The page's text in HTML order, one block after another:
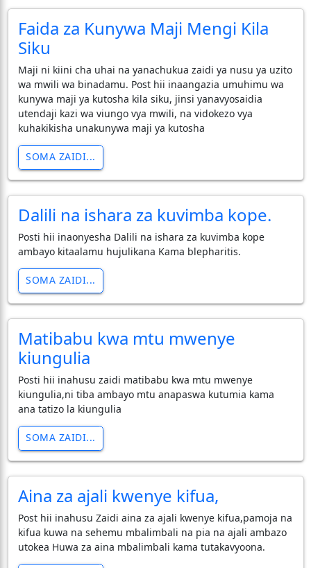
Faida za Kunywa Maji Mengi Kila
Siku
​Maji ni kiini cha uhai na yanachukua zaidi ya nusu ya uzito
wa mwili wa binadamu. Post hii inaangazia umuhimu wa
kunywa maji ya kutosha kila siku, jinsi yanavyosaidia
utendaji kazi wa viungo vya mwili, na vidokezo vya
kuhakikisha unakunywa maji ya kutosha
SOMA ZAIDI...
Dalili na ishara za kuvimba kope.
Posti hii inaonyesha Dalili na ishara za kuvimba kope
ambayo kitaalamu hujulikana Kama blepharitis.
SOMA ZAIDI...
Matibabu kwa mtu mwenye
kiungulia
Posti hii inahusu zaidi matibabu kwa mtu mwenye
kiungulia,ni tiba ambayo mtu anapaswa kutumia kama
ana tatizo la kiungulia
SOMA ZAIDI...
Aina za ajali kwenye kifua,
Post hii inahusu Zaidi aina za ajali kwenye kifua,pamoja na
kifua kuwa na sehemu mbalimbali na pia na ajali ambazo
utokea Huwa za aina mbalimbali kama tutakavyoona.